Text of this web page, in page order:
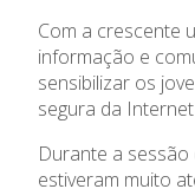
Com a crescente
informação e
sensibilizar os
segura da
Durante a
estiveram muito